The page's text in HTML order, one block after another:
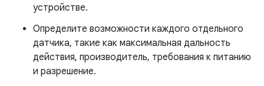
устройстве.
Определите возможности каждого отдельного
датчика, такие как максимальная дальность
действия, производитель, требования к питанию
и разрешение.